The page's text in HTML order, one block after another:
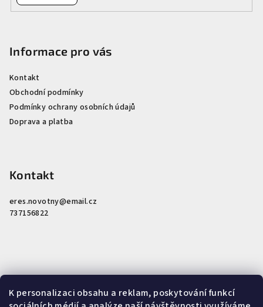
K personalizaci obsahu a reklam, poskytování funkcí
Informace pro vás
Kontakt
Obchodní podmínky
Podmínky ochrany osobních údajů
Doprava a platba
Kontakt
eres.novotny@email.cz
737156822
Nákupní košík